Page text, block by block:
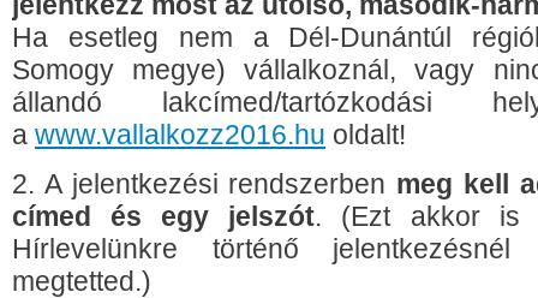
Ha esetleg nem a Dél-Dunántúl
Somogy megye) vállalkoznál, vagy
állandó lakcímed/tartózkodási
a www.vallalkozz2016.hu oldalt!
2. A jelentkezési rendszerben meg kell
címed és egy jelszót. (Ezt akkor is
Hírlevelünkre történő
megtetted.)